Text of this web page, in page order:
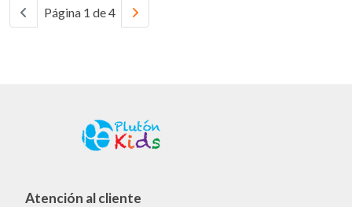
Página 1 de 4
Atención al cliente